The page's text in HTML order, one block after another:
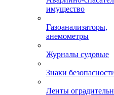
имущество
Газоанализаторы,
анемометры
Журналы судовые
Знаки
Ленты